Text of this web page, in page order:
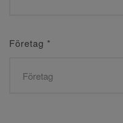
Företag *